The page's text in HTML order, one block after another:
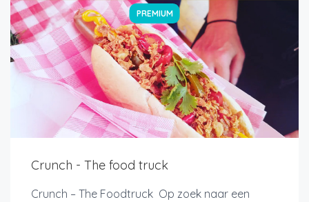
PREMIUM
Crunch - The food truck
Crunch – The Foodtruck Op zoek naar een